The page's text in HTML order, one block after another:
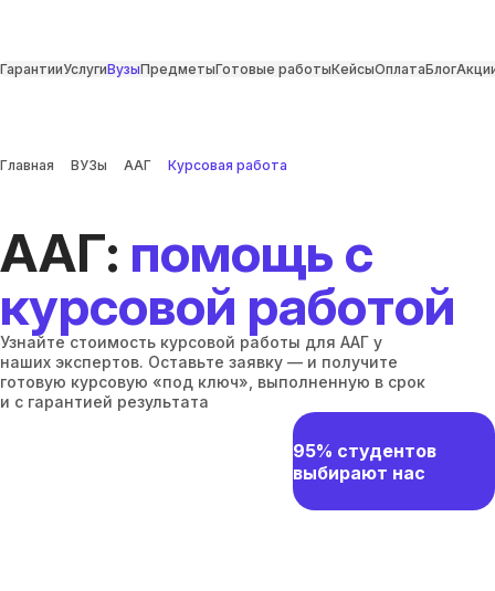
ГарантииУслугиВузыПредметыГотовые работыКейсыОплатаБлог
Главная ВУЗы ААГ Курсовая работа
ААГ: помощь с
курсовой работой
Узнайте стоимость курсовой работы для ААГ у
наших экспертов. Оставьте заявку — и получите
готовую курсовую «под ключ», выполненную в срок
и с гарантией результата
95% студентов
выбирают нас